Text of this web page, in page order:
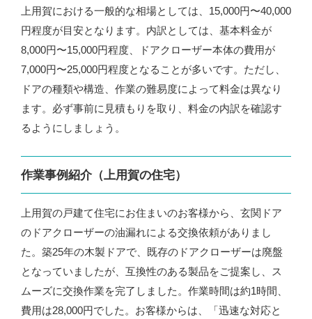
上用賀における一般的な相場としては、15,000円〜40,000
円程度が目安となります。内訳としては、基本料金が
8,000円〜15,000円程度、ドアクローザー本体の費用が
7,000円〜25,000円程度となることが多いです。ただし、
ドアの種類や構造、作業の難易度によって料金は異なり
ます。必ず事前に見積もりを取り、料金の内訳を確認す
るようにしましょう。
作業事例紹介（上用賀の住宅）
上用賀の戸建て住宅にお住まいのお客様から、玄関ドア
のドアクローザーの油漏れによる交換依頼がありまし
た。築25年の木製ドアで、既存のドアクローザーは廃盤
となっていましたが、互換性のある製品をご提案し、ス
ムーズに交換作業を完了しました。作業時間は約1時間、
費用は28,000円でした。お客様からは、「迅速な対応と